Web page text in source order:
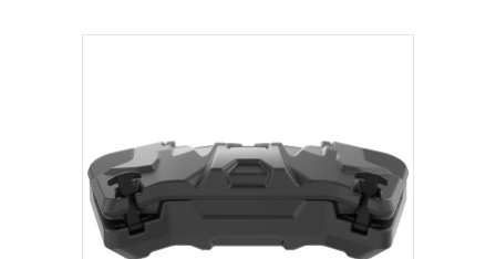
PŘIDAT DO KOŠÍKU